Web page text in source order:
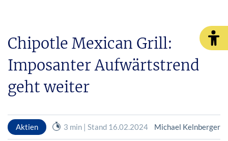
Chipotle Mexican Grill:
Imposanter Aufwärtstrend
geht weiter
Aktien 3 min | Stand 16.02.2024 Michael Kelnberger